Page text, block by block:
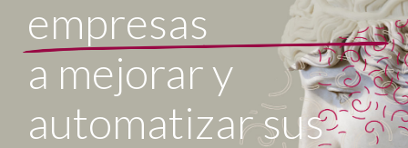
empresas
a mejorar y
automatizar sus